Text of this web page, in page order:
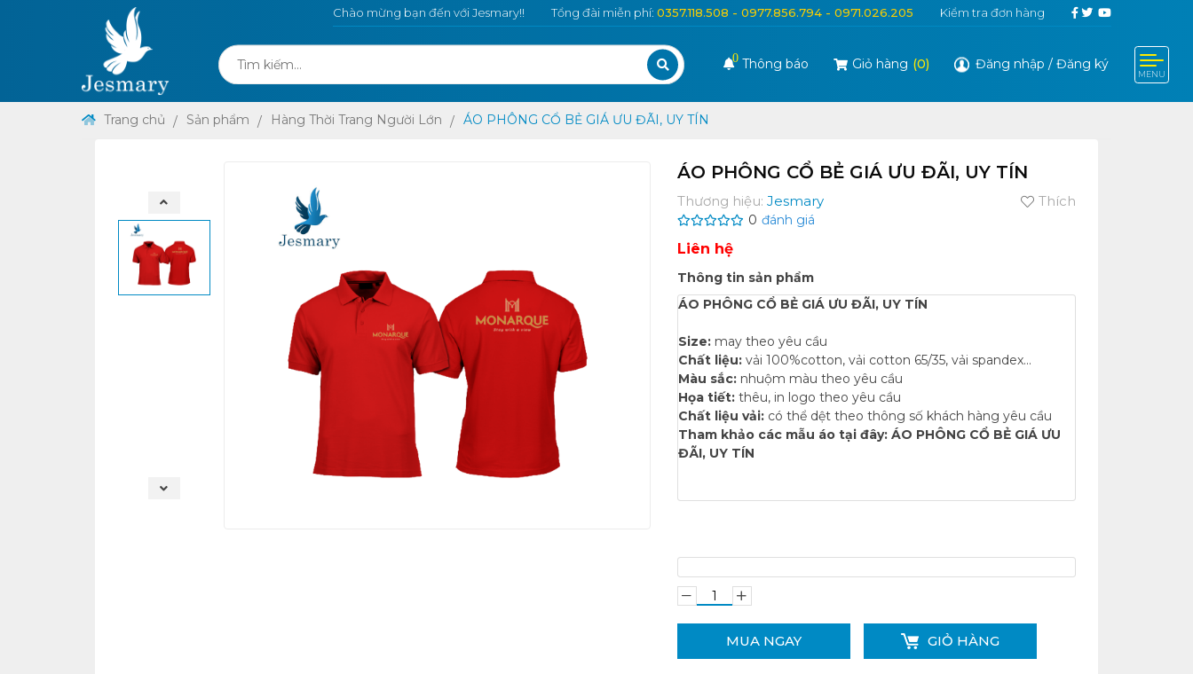
Chào mừng bạn đến với Jesmary!! Tổng đài miễn phí: 0357.118.508 - 0977.856.794 - 0971.026.205 Kiểm tra đơn hàng
0Thông báo Giỏ hàng (0) Đăng nhập / Đăng ký
MENU
Trang chủ Sản phẩm Hàng Thời Trang Người Lớn ÁO PHÔNG CỔ BẺ GIÁ ƯU ĐÃI, UY TÍN
ÁO PHÔNG CỔ BẺ GIÁ ƯU ĐÃI, UY TÍN
Thương hiệu: Jesmary Thích
0 đánh giá
Liên hệ
Thông tin sản phẩm
ÁO PHÔNG CỔ BẺ GIÁ ƯU ĐÃI, UY TÍN
Size:may theo yêu cầu
Chất liệu:vải 100%cotton, vải cotton 65/35, vải spandex...
Màu sắc:nhuộm màu theo yêu cầu
Họa tiết:thêu, in logo theo yêu cầu
Chất liệu vải:có thể dệt theo thông số khách hàng yêu cầu
Tham khảo các mẫu áo tại đây: ÁO PHÔNG CỔ BẺ GIÁ ƯU
ĐÃI, UY TÍN
MUA NGAY GIỎ HÀNG